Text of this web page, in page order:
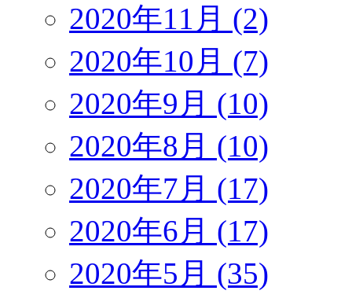
2020年11月 (2)
2020年10月 (7)
2020年9月 (10)
2020年8月 (10)
2020年7月 (17)
2020年6月 (17)
2020年5月 (35)